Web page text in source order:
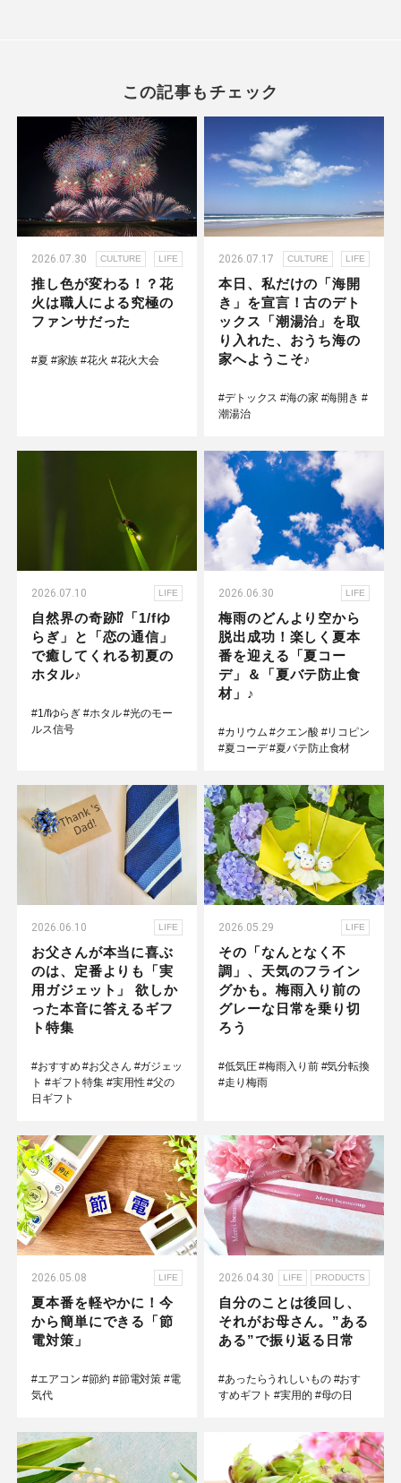
この記事もチェック
2026.07.30 CULTURE LIFE
推し色が変わる！？花
火は職人による究極の
ファンサだった
#夏 #家族 #花火 #花火大会
2026.07.17 CULTURE LIFE
本日、私だけの「海開
き」を宣言！古のデト
ックス「潮湯治」を取
り入れた、おうち海の
家へようこそ♪
#デトックス #海の家 #海開き #
潮湯治
2026.07.10 LIFE
自然界の奇跡⁉「1/fゆ
らぎ」と「恋の通信」
で癒してくれる初夏の
ホタル♪
#1/fゆらぎ #ホタル #光のモー
ルス信号
2026.06.30 LIFE
梅雨のどんより空から
脱出成功！楽しく夏本
番を迎える「夏コー
デ」＆「夏バテ防止食
材」♪
#カリウム #クエン酸 #リコピン
#夏コーデ #夏バテ防止食材
2026.06.10 LIFE
お父さんが本当に喜ぶ
のは、定番よりも「実
用ガジェット」 欲しか
った本音に答えるギフ
ト特集
#おすすめ #お父さん #ガジェッ
ト #ギフト特集 #実用性 #父の
日ギフト
2026.05.29 LIFE
その「なんとなく不
調」、天気のフライン
グかも。梅雨入り前の
グレーな日常を乗り切
ろう
#低気圧 #梅雨入り前 #気分転換
#走り梅雨
2026.05.08 LIFE
夏本番を軽やかに！今
から簡単にできる「節
電対策」
#エアコン #節約 #節電対策 #電
気代
2026.04.30 LIFE PRODUCTS
自分のことは後回し、
それがお母さん。”ある
ある”で振り返る日常
#あったらうれしいもの #おす
すめギフト #実用的 #母の日